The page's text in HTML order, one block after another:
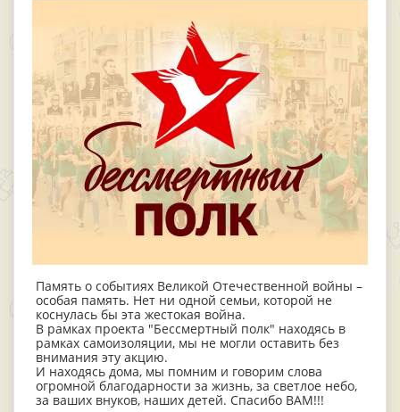
Память о событиях Великой Отечественной войны –
особая память. Нет ни одной семьи, которой не
коснулась бы эта жестокая война.
В рамках проекта "Бессмертный полк" находясь в
рамках самоизоляции, мы не могли оставить без
внимания эту акцию.
И находясь дома, мы помним и говорим слова
огромной благодарности за жизнь, за светлое небо,
за ваших внуков, наших детей. Спасибо ВАМ!!!